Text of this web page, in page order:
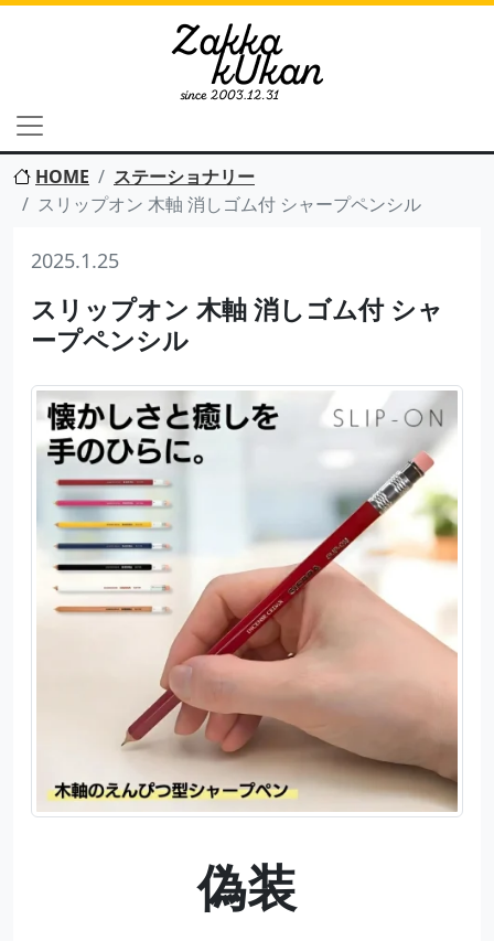
HOME
ステーショナリー
スリップオン 木軸 消しゴム付 シャープペンシル
2025.1.25
スリップオン 木軸 消しゴム付 シャ
ープペンシル
偽装